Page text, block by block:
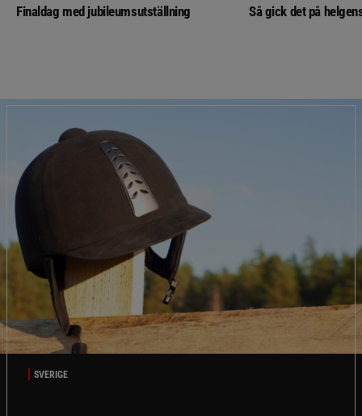
Finaldag med jubileumsutställning Så gick det på
SVERIGE